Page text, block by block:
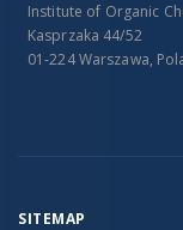
Institute of Organic
Kasprzaka 44/52
01-224 Warszawa,
SITEMAP